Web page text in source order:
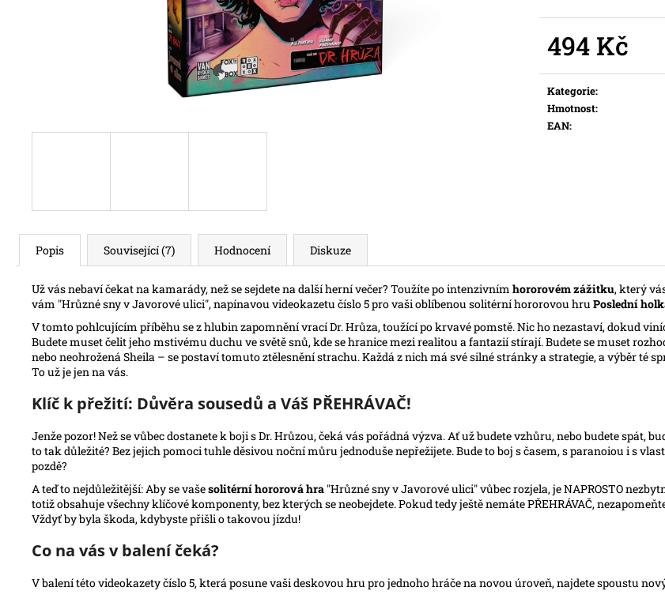
494 Kč
Kategorie:
Hmotnost:
EAN:
Popis Související (7) Hodnocení Diskuze
Už vás nebaví čekat na kamarády, než se sejdete na další herní večer? Toužíte po intenzivním hororovém zážitku, který
vám "Hrůzné sny v Javorové ulici", napínavou videokazetu číslo 5 pro vaši oblíbenou solitérní hororovou hru Poslední
V tomto pohlcujícím příběhu se z hlubin zapomnění vrací Dr. Hrůza, toužící po krvavé pomstě. Nic ho nezastaví, dokud
Budete muset čelit jeho mstivému duchu ve světě snů, kde se hranice mezi realitou a fantazií stírají. Budete se muset
nebo neohrožená Sheila – se postaví tomuto ztělesnění strachu. Každá z nich má své silné stránky a strategie, a výběr té
To už je jen na vás.
Klíč k přežití: Důvěra sousedů a Váš PŘEHRÁVAČ!
Jenže pozor! Než se vůbec dostanete k boji s Dr. Hrůzou, čeká vás pořádná výzva. Ať už budete vzhůru, nebo budete spát,
to tak důležité? Bez jejich pomoci tuhle děsivou noční můru jednoduše nepřežijete. Bude to boj s časem, s paranoiou i s
pozdě?
A teď to nejdůležitější: Aby se vašesolitérní hororová hra "Hrůzné sny v Javorové ulici" vůbec rozjela, je NAPROSTO
totiž obsahuje všechny klíčové komponenty, bez kterých se neobejdete. Pokud tedy ještě nemáte PŘEHRÁVAČ,
Vždyť by byla škoda, kdybyste přišli o takovou jízdu!
Co na vás v balení čeká?
V balení této videokazety číslo 5, která posune vaši deskovou hru pro jednoho hráče na novou úroveň, najdete spoustu
Původně: